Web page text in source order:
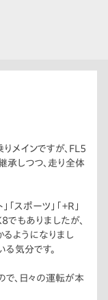
メインですが、FL5
承しつつ、走り全体
スポーツ」「＋R」
もありましたが、
ようになりまし
気分です。
、日々の運転が本